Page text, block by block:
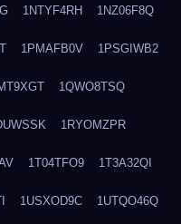
1NTYF4RH 1NZ06F8Q
1PMAFB0V 1PSGIWB2
1QWO8TSQ
1RYOMZPR
1T04TFO9 1T3A32QI
1USXOD9C 1UTQO46Q